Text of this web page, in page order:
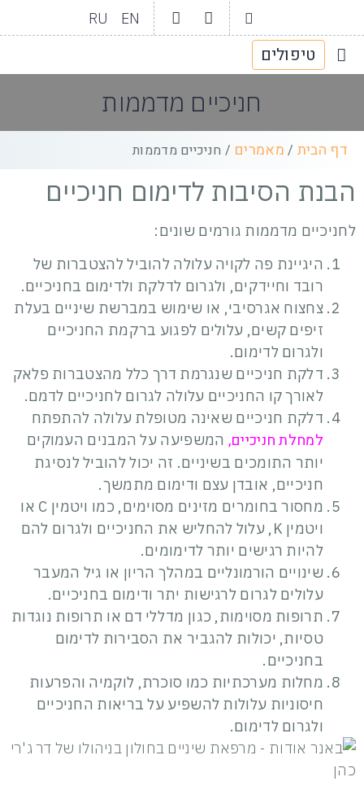
EN
RU
טיפולים
חניכיים מדממות
דף הבית / מאמרים / חניכיים מדממות
הבנת הסיבות לדימום חניכיים
לחניכיים מדממות גורמים שונים:
היגיינת פה לקויה עלולה להוביל להצטברות של
רובד וחיידקים, ולגרום לדלקת ולדימום בחניכיים.
צחצוח אגרסיבי, או שימוש במברשת שיניים בעלת
זיפים קשים, עלולים לפגוע ברקמת החניכיים
ולגרום לדימום.
דלקת חניכיים שנגרמת דרך כלל מהצטברות פלאק
לאורך קו החניכיים עלולה לגרום לחניכיים לדמם.
דלקת חניכיים שאינה מטופלת עלולה להתפתח
למחלת חניכיים, המשפיעה על המבנים העמוקים
יותר התומכים בשיניים. זה יכול להוביל לנסיגת
חניכיים, אובדן עצם ודימום מתמשך.
מחסור בחומרים מזינים מסוימים, כמו ויטמין C או
ויטמין K, עלול להחליש את החניכיים ולגרום להם
להיות רגישים יותר לדימומים.
שינויים הורמונליים במהלך הריון או גיל המעבר
עלולים לגרום לרגישות יתר ודימום בחניכיים.
תרופות מסוימות, כגון מדללי דם או תרופות נוגדות
טסיות, יכולות להגביר את הסבירות לדימום
בחניכיים.
מחלות מערכתיות כמו סוכרת, לוקמיה והפרעות
חיסוניות עלולות להשפיע על בריאות החניכיים
ולגרום לדימום.